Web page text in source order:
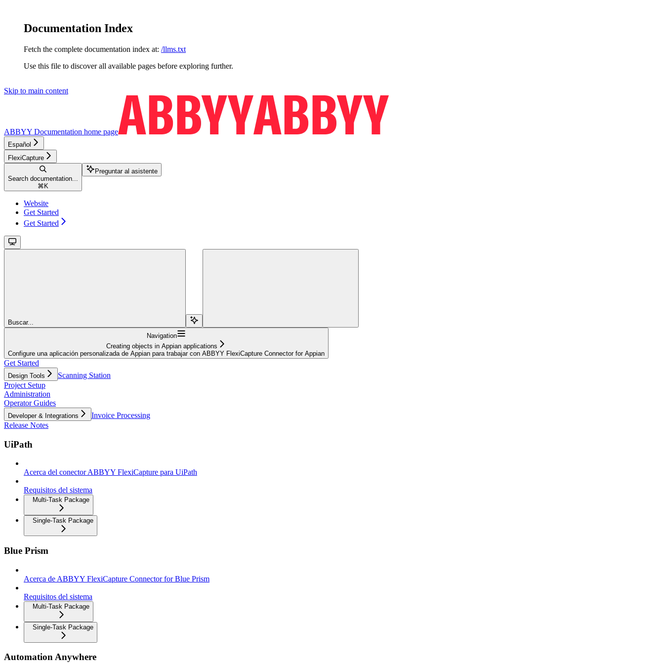
Documentation Index
Fetch the complete documentation index at: /llms.txt
Use this file to discover all available pages before exploring further.
Skip to main content
ABBYY Documentation home page
Español
FlexiCapture
Search documentation...
⌘ K
Preguntar al asistente
Website
Get Started
Get Started
Buscar...
Navigation
Creating objects in Appian applications
Configure una aplicación personalizada de Appian para trabajar con ABBYY FlexiCapture Connector for Appian
Get Started
Design Tools
Scanning Station
Project Setup
Administration
Operator Guides
Developer & Integrations
Invoice Processing
Release Notes
UiPath
Acerca del conector ABBYY FlexiCapture para UiPath
Requisitos del sistema
Multi-Task Package
Single-Task Package
Blue Prism
Acerca de ABBYY FlexiCapture Connector for Blue Prism
Requisitos del sistema
Multi-Task Package
Single-Task Package
Automation Anywhere